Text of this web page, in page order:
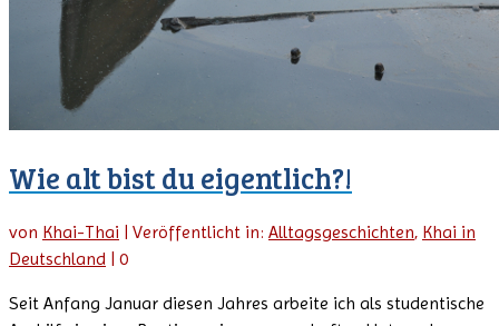
Wie alt bist du eigentlich?!
von Khai-Thai | Veröffentlicht in: Alltagsgeschichten, Khai in
Deutschland | 0
Seit Anfang Januar diesen Jahres arbeite ich als studentische